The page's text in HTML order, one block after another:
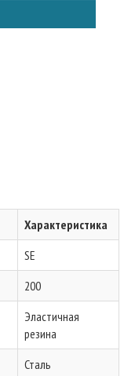
Характеристика
SE
200
Эластичная
резина
Сталь